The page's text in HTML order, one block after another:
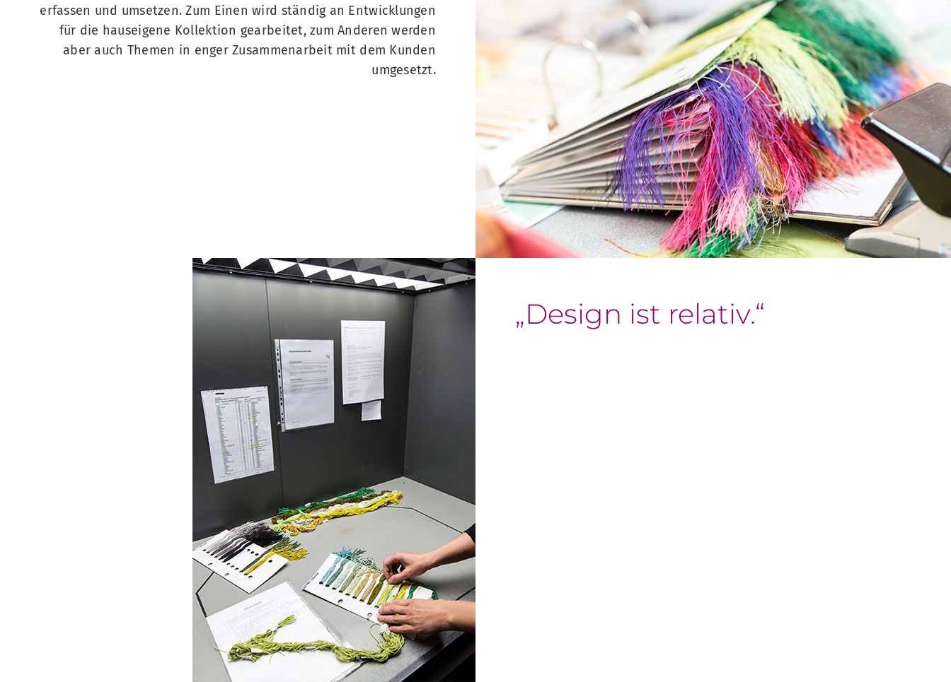
erfassen und umsetzen. Zum Einen wird ständig an Entwicklungen
für die hauseigene Kollektion gearbeitet, zum Anderen werden
aber auch Themen in enger Zusammenarbeit mit dem Kunden
umgesetzt.
„Design ist relativ.“